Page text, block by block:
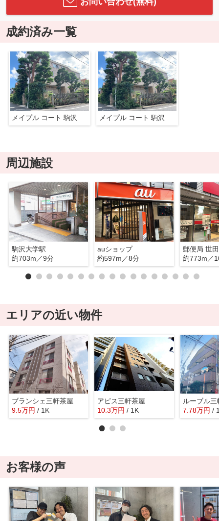
成約済み一覧
メイプル コート 駒沢 メイプル コート 駒沢
周辺施設
駒沢大学駅
約703m／9分
auショップ
約597m／8分
郵便局 世
約773m／
エリアの近い物件
ブランシェ三軒茶屋
9.5万円 / 1K
アピス三軒茶屋
10.3万円 / 1K
ルーブル三
7.78万円 /
お客様の声